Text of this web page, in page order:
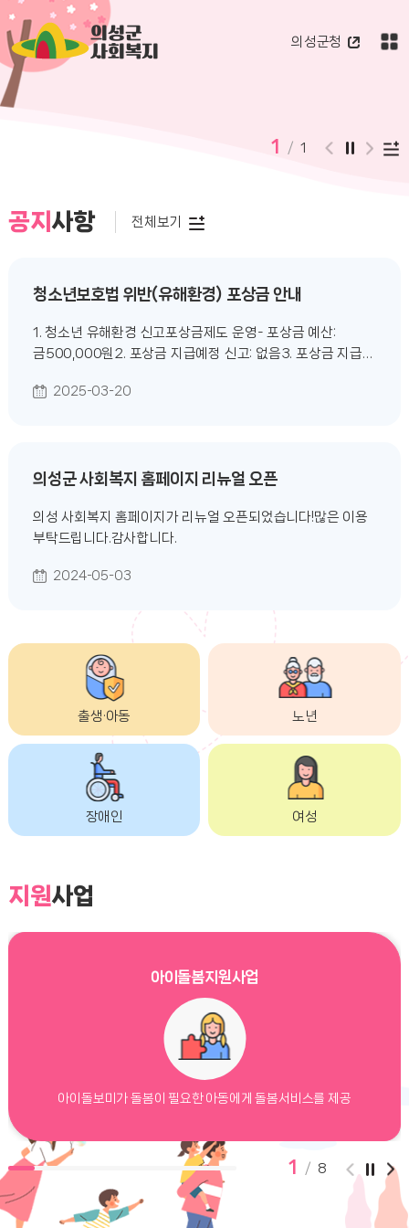
의성군
사회복지
의성군청
1 / 1
공지 사항
청소년보호법 위반(유해환경) 포상금 안내
1. 청소년 유해환경 신고포상금제도 운영- 포상금 예산:
금500,000원2. 포상금 지급예정 신고: 없음3. 포상금 지급을
자치법규/관보4. 포상금 지급에 대한 제한- 신고자의
2025-03-20
의성군 사회복지 홈페이지 리뉴얼 오픈
의성 사회복지 홈페이지가 리뉴얼 오픈되었습니다!많은 이용
부탁드립니다.감사합니다.
2024-05-03
전체보기
출생·아동 노년
장애인 여성
지원사업
1 / 8
아이돌봄지원사업
아이돌보미가 돌봄이 필요한 아동에게 돌봄서비스를 제공